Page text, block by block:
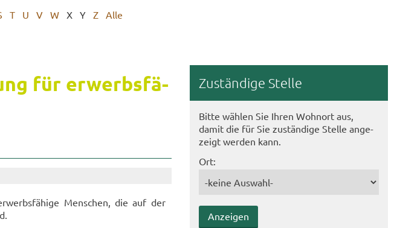
T U V W X Y Z Alle
für er­werbs­fä­
Men­schen, die auf der
Zu­stän­di­ge Stel­le
Bitte wäh­len Sie Ihren Wohn­ort aus,
damit die für Sie zu­stän­di­ge Stel­le an­ge­
zeigt wer­den kann.
Ort: